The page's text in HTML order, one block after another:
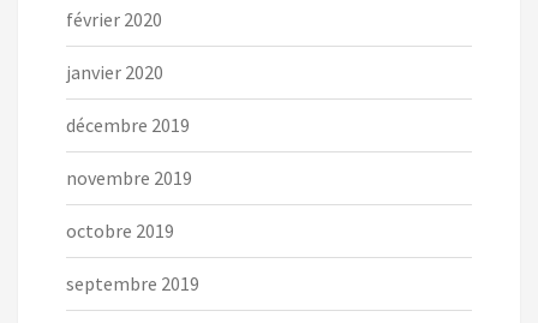
février 2020
janvier 2020
décembre 2019
novembre 2019
octobre 2019
septembre 2019